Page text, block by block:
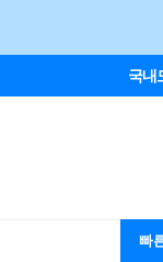
국내
빠